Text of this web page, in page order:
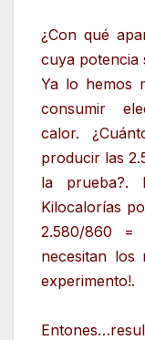
¿Con qué
cuya potencia
Ya lo hemos
consumir
calor.
producir las
la prueba?.
Kilocalorías
2.580/860 =
necesitan los
experimento!.